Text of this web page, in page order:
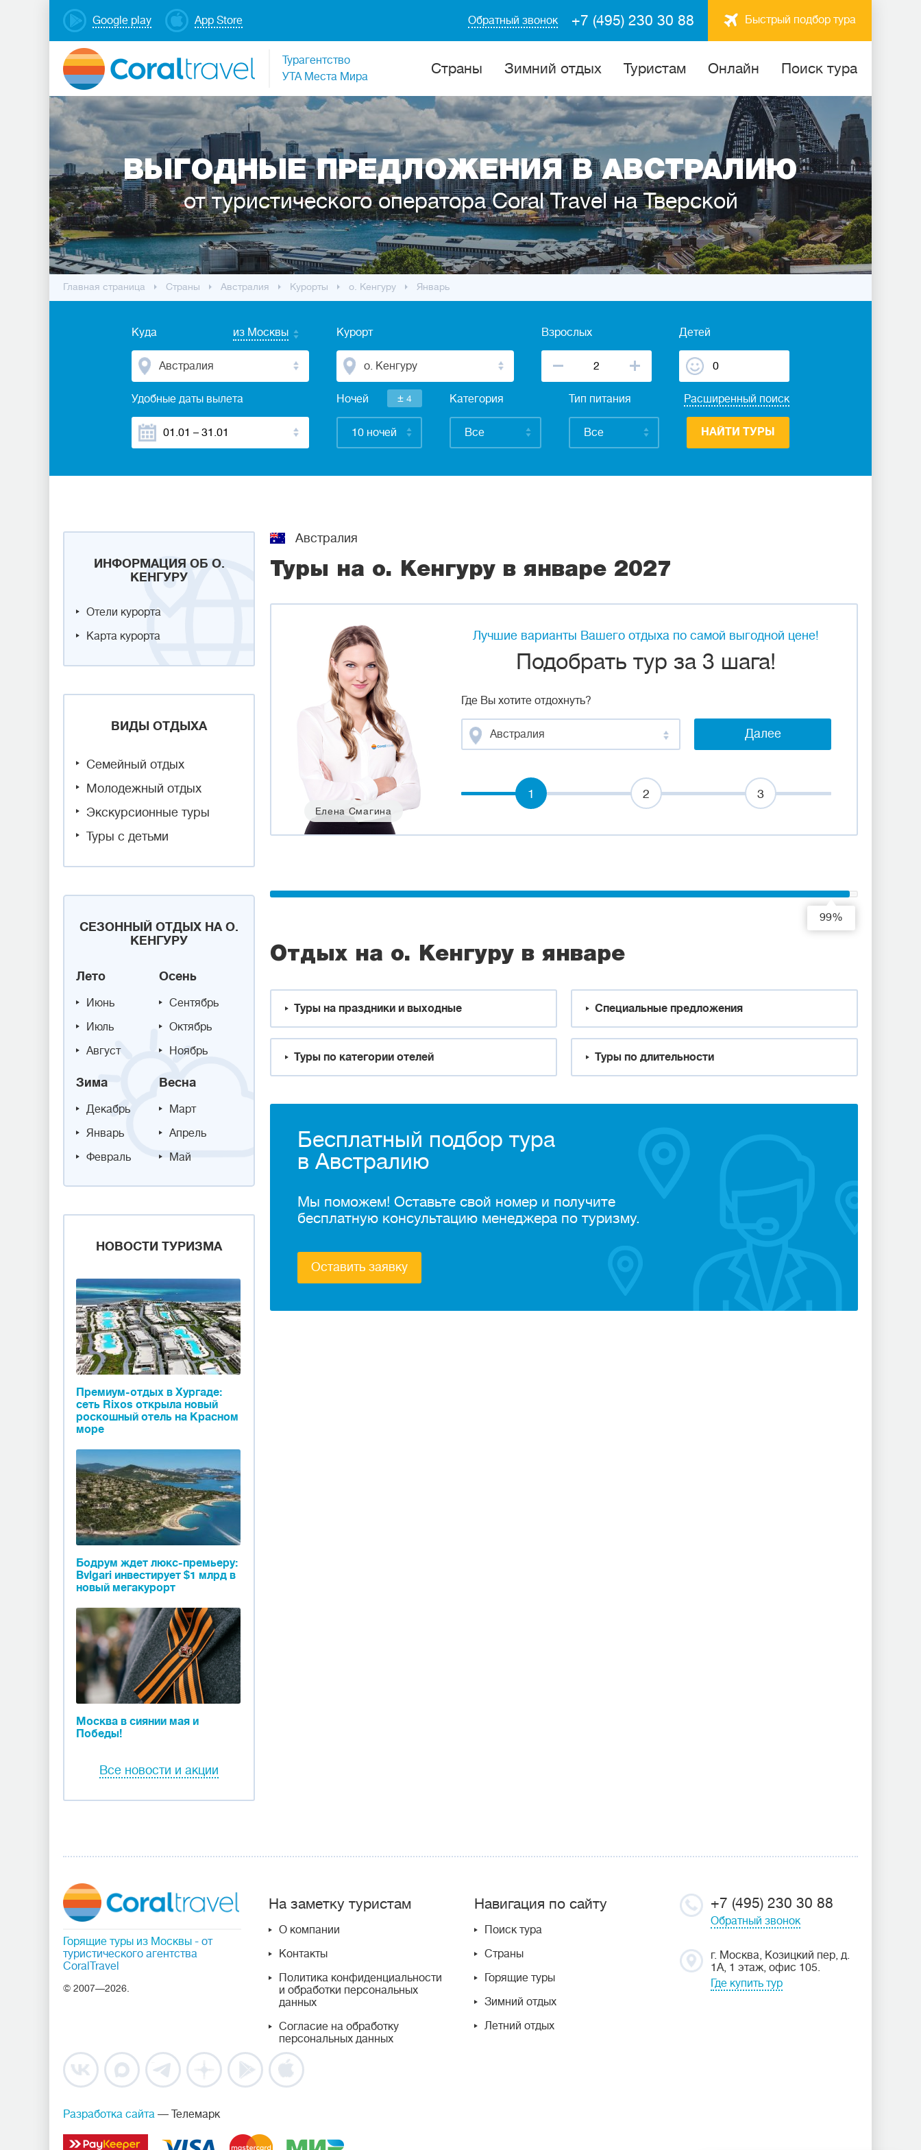
Google play App Store Быстрый подбор тура
+7 (495) 230 30 88
Обратный звонок
Турагентство
УТА Места Мира
Cтраны Зимний отдых Туристам Онлайн Поиск тура
ВЫГОДНЫЕ ПРЕДЛОЖЕНИЯ В АВСТРАЛИЮ
от туристического оператора Coral Travel на Тверской
Главная страница Cтраны Австралия Курорты о. Кенгуру Январь
Куда из Москвы
Австралия
Курорт
о. Кенгуру
Взрослых Детей
Удобные даты вылета Ночей ±4
10 ночей
Категория
Все
Тип питания
Все
Расширенный поиск
НАЙТИ ТУРЫ
ИНФОРМАЦИЯ ОБ О.
КЕНГУРУ
Отели курорта
Карта курорта
ВИДЫ ОТДЫХА
Семейный отдых
Молодежный отдых
Экскурсионные туры
Туры с детьми
СЕЗОННЫЙ ОТДЫХ НА О.
КЕНГУРУ
Лето
Июнь
Июль
Август
Осень
Сентябрь
Октябрь
Ноябрь
Зима
Декабрь
Январь
Февраль
Весна
Март
Апрель
Май
НОВОСТИ ТУРИЗМА
Премиум-отдых в Хургаде:
сеть Rixos открыла новый
роскошный отель на Красном
море
Бодрум ждет люкс-премьеру:
Bvlgari инвестирует $1 млрд в
новый мегакурорт
Москва в сиянии мая и
Победы!
Все новости и акции
Австралия
Туры на о. Кенгуру в январе 2027
Елена Смагина
Лучшие варианты Вашего отдыха по самой выгодной цене!
Подобрать тур за 3 шага!
Где Вы хотите отдохнуть?
Австралия Далее
1 2 3
99%
Отдых на о. Кенгуру в январе
Туры на праздники и выходные Специальные предложения
Туры по категории отелей Туры по длительности
Бесплатный подбор тура
в Австралию
Мы поможем! Оставьте свой номер и получите
бесплатную консультацию менеджера по туризму.
Оставить заявку
Горящие туры из Москвы - от
туристического агентства
CoralTravel
© 2007—2026.
На заметку туристам
О компании
Контакты
Политика конфиденциальности
и обработки персональных
данных
Согласие на обработку
персональных данных
Навигация по сайту
Поиск тура
Страны
Горящие туры
Зимний отдых
Летний отдых
+7 (495) 230 30 88
Обратный звонок
г. Москва, Козицкий пер, д.
1А, 1 этаж, офис 105.
Где купить тур
Разработка сайта — Телемарк